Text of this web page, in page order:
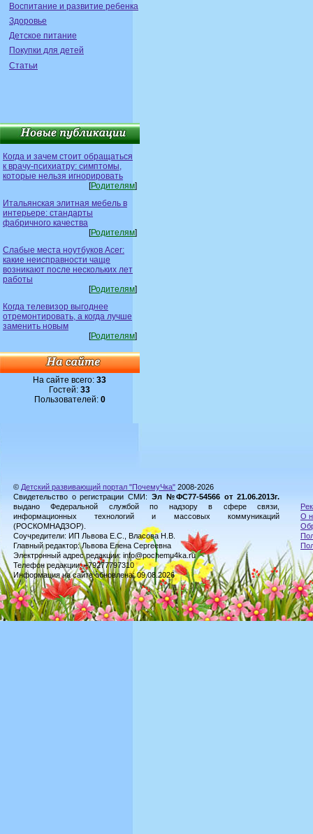
Воспитание и развитие ребенка
Здоровье
Детское питание
Покупки для детей
Статьи
Когда и зачем стоит обращаться
к врачу-психиатру: симптомы,
которые нельзя игнорировать
[Родителям]
Итальянская элитная мебель в
интерьере: стандарты
фабричного качества
[Родителям]
Слабые места ноутбуков Acer:
какие неисправности чаще
возникают после нескольких лет
работы
[Родителям]
Когда телевизор выгоднее
отремонтировать, а когда лучше
заменить новым
[Родителям]
На сайте всего:33
Гостей:33
Пользователей: 0
© Детский развивающий портал "ПочемуЧка" 2008-2026
Свидетельство о регистрации СМИ: Эл №ФС77-54566 от 21.06.2013г.
выдано Федеральной службой по надзору в сфере связи,
информационных технологий и массовых коммуникаций
(РОСКОМНАДЗОР).
Соучредители: ИП Львова Е.С., Власова Н.В.
Главный редактор: Львова Елена Сергеевна
Электронный адрес редакции: info@pochemu4ka.ru
Телефон редакции: +79277797310
Информация на сайте обновлена: 09.08.2026
О